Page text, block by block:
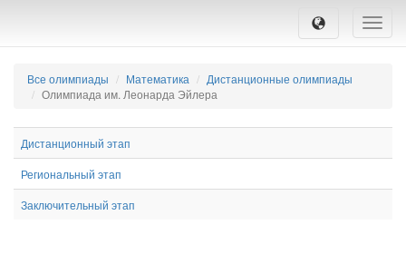
Toggle
Все олимпиады Математика
Дистанционные олимпиады
Олимпиада им. Леонарда Эйлера
Дистанционный этап
Региональный этап
Заключительный этап